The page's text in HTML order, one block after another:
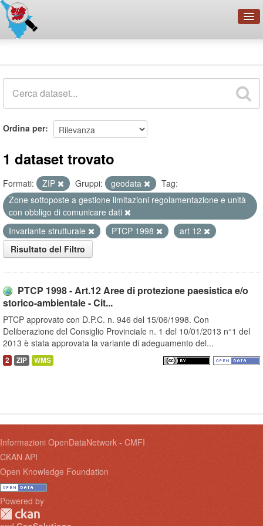
Organizzazioni
Ordina per
1 dataset trovato
Formati: ZIP Gruppi: geodata
Tag:
Zone sottoposte a gestione limitazioni regolamentazione e unità
con obbligo di comunicare dati
Invariante strutturale
PTCP 1998
art 12
Risultato del Filtro
PTCP 1998 - Art.12 Aree di protezione paesistica e/o
storico-ambientale - Cit...
PTCP approvato con D.P.C. n. 946 del 15/06/1998. Con
Deliberazione del Consiglio Provinciale n. 1 del 10/01/2013 n°1 del
2013 è stata approvata la variante di adeguamento del...
2 ZIP WMS
Informazioni OpenDataNetwork - CMFI
CKAN API
Open Knowledge Foundation
Powered by